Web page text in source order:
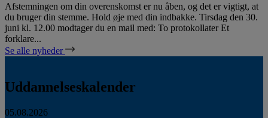
Afstemningen om din overenskomst er nu åben, og det er vigtigt, at
du bruger din stemme. Hold øje med din indbakke. Tirsdag den 30.
juni kl. 12.00 modtager du en mail med: To protokollater Et
forklare...
Se alle nyheder
Uddannelseskalender
05.08.2026